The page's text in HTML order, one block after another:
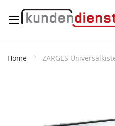
zum
Home ZARGES